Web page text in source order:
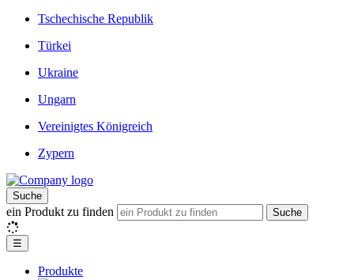
Tschechische Republik
Türkei
Ukraine
Ungarn
Vereinigtes Königreich
Zypern
Suche
ein Produkt zu finden Suche
☰
Produkte